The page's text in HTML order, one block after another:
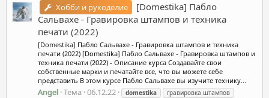
Хобби и рукоделие
[Domestika] Пабло
Сальвахе - Гравировка штампов и техника
печати (2022)
[Domestika] Пабло Сальвахе - Гравировка штампов и техника
печати (2022) [Domestika] Пабло Сальвахе - Гравировка штампов и
техника печати (2022) - Описание курса Создавайте свои
собственные марки и печатайте все, что вы можете себе
представить В этом курсе Пабло Сальвахе вы изучите технику...
Angel Тема 06.12.22 domestika
гравировка штампов